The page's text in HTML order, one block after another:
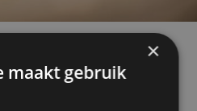
×
maakt gebruik